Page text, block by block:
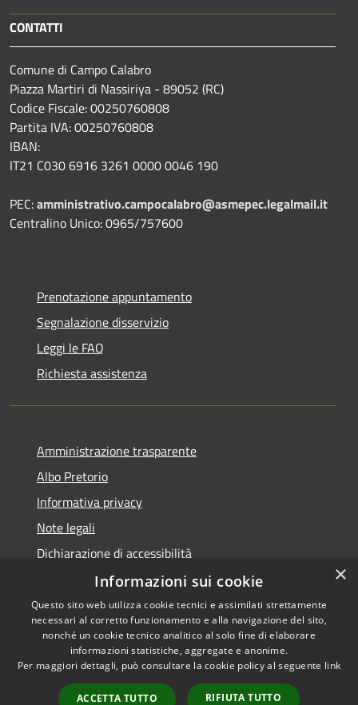
CONTATTI
Comune di Campo Calabro
Piazza Martiri di Nassiriya - 89052 (RC)
Codice Fiscale: 00250760808
Partita IVA: 00250760808
IBAN:
IT21 C030 6916 3261 0000 0046 190
PEC:amministrativo.campocalabro@asmepec.legalmail.it
Centralino Unico: 0965/757600
Prenotazione appuntamento
Segnalazione disservizio
Leggi le FAQ
Richiesta assistenza
Amministrazione trasparente
Albo Pretorio
Informativa privacy
Note legali
Dichiarazione di accessibilità
Accessibilità
Privacy
Copyright © 2026 • Comune di
Campo Calabro • Powered by
Municipium•Accesso
redazione
×
Informazioni sui cookie
Questo sito web utilizza cookie tecnici e assimilati strettamente
necessari al corretto funzionamento e alla navigazione del sito,
nonché un cookie tecnico analitico al solo fine di elaborare
informazioni statistiche, aggregate e anonime.
Per maggiori dettagli, può consultare la cookie policy al seguente link
ACCETTA TUTTO RIFIUTA TUTTO